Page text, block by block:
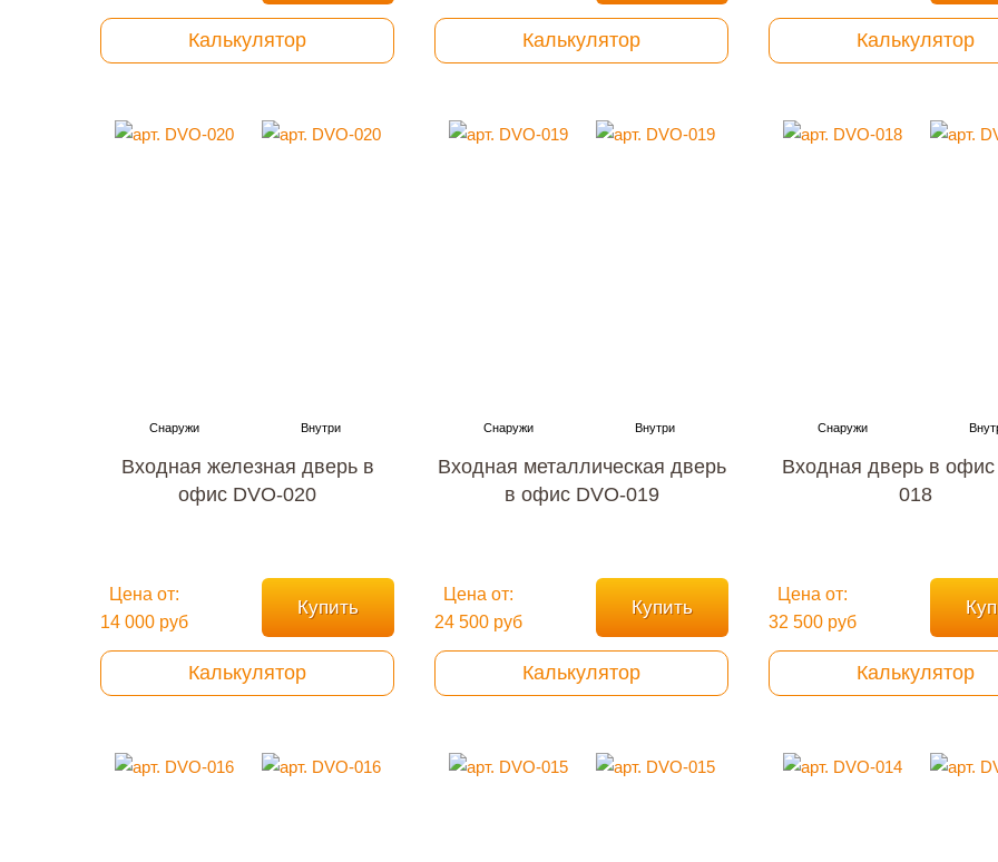
Калькулятор Калькулятор Калькулятор
Входная железная дверь в
офис DVO-020
Цена от:
14 000 руб
Купить
Калькулятор
Входная металлическая дверь
в офис DVO-019
Цена от:
24 500 руб
Купить
Калькулятор
Входная дверь в офис
018
Цена от:
32 500 руб
Калькулятор